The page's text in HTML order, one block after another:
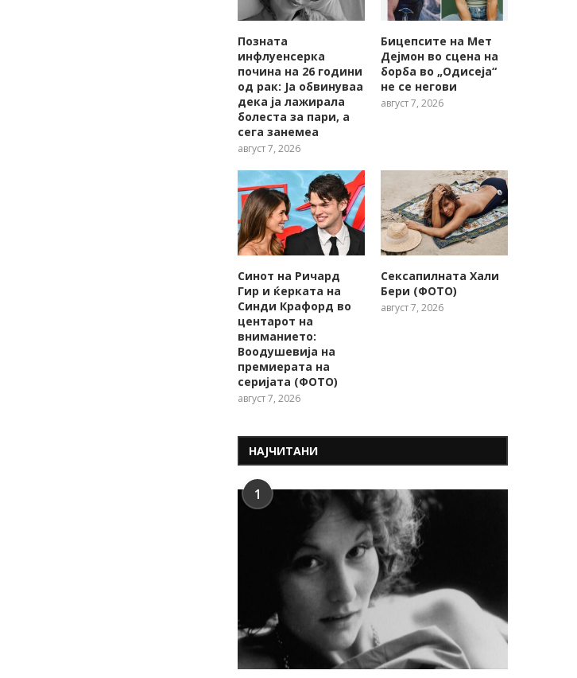
Позната
инфлуенсерка
почина на 26 години
од рак: Ја обвинуваа
дека ја лажирала
болеста за пари, а
сега занемеа
август 7, 2026
Бицепсите на Мет
Дејмон во сцена на
борба во „Одисеја“
не се негови
август 7, 2026
Синот на Ричард
Гир и ќерката на
Синди Крафорд во
центарот на
вниманието:
Воодушевија на
премиерата на
серијата (ФОТО)
август 7, 2026
Сексапилната Хали
Бери (ФОТО)
август 7, 2026
НАЈЧИТАНИ
1